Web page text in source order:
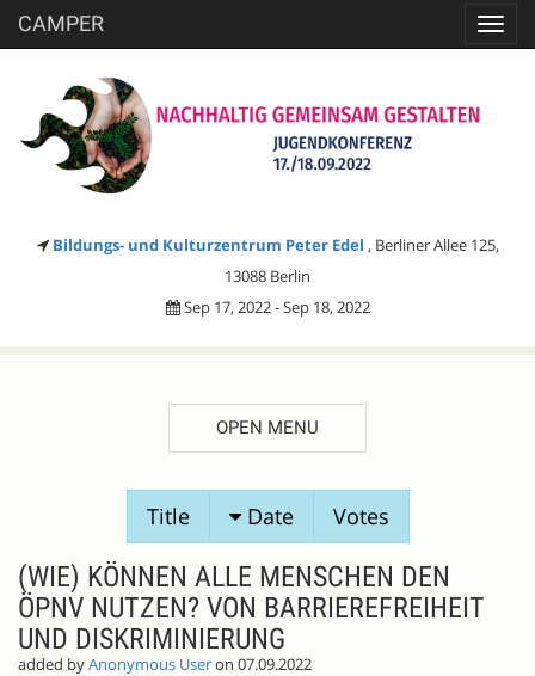
CAMPER
Bildungs- und Kulturzentrum Peter Edel , Berliner Allee 125,
13088 Berlin
Sep 17, 2022 - Sep 18, 2022
OPEN MENU
Title Date Votes
(WIE) KÖNNEN ALLE MENSCHEN DEN
ÖPNV NUTZEN? VON BARRIEREFREIHEIT
UND DISKRIMINIERUNG
added byAnonymous Useron 07.09.2022